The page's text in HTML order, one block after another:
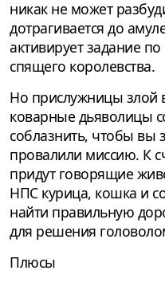
никак не может
дотрагивается до
активирует задание
спящего королевства.
Но прислужницы злой
коварные дьяволицы
соблазнить, чтобы вы
провалили миссию. К
придут говорящие
НПС курица, кошка и
найти правильную
для решения
Плюсы